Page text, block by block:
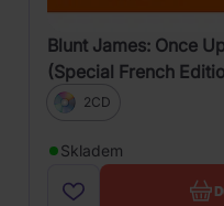
Blunt James: Once
(Special French
Afterlove
2CD
Skladem